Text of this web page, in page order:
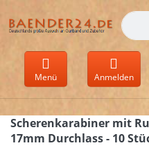
Menü Anmelden
Scherenkarabiner mit
17mm Durchlass - 10